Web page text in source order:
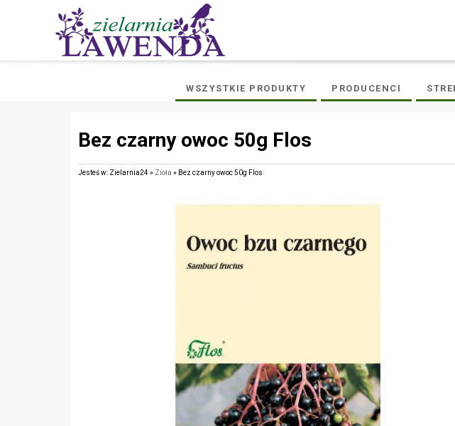
WSZYSTKIE PRODUKTY PRODUCENCI
Bez czarny owoc 50g Flos
Jesteś w: Zielarnia24 » Zioła » Bez czarny owoc 50g Flos